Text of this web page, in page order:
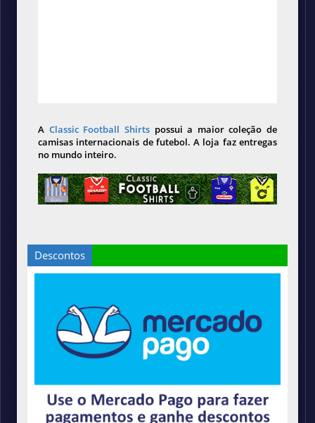
A Classic Football Shirts possui a maior coleção de
camisas internacionais de futebol. A loja faz entregas
no mundo inteiro.
Descontos